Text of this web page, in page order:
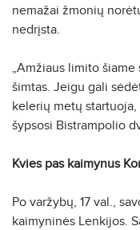
nemažai žmonių
nedrįsta.
„Amžiaus limito
šimtas. Jeigu gali
kelerių metų
šypsosi Bistrampolio
Kvies pas kaimynus
Po varžybų, 17 val.,
kaimyninės Lenkijos.